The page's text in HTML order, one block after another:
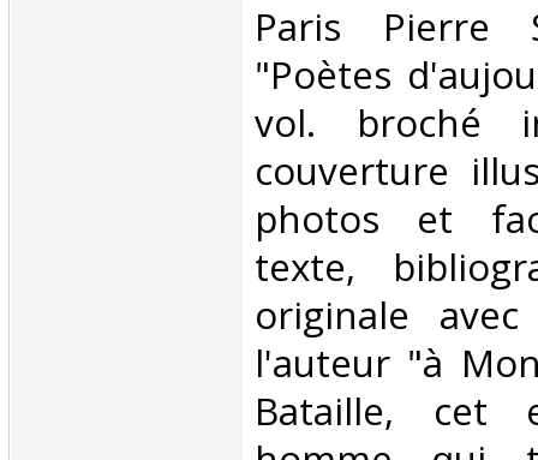
‎Paris Pierre
"Poètes
vol. broché
couverture
photos et
texte,
originale
l'auteur "à
Bataille, cet